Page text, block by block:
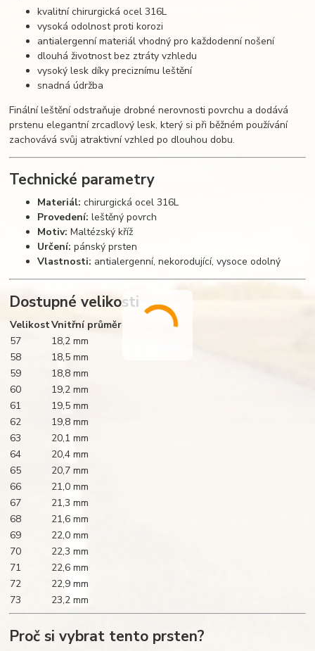
kvalitní chirurgická ocel 316L
vysoká odolnost proti korozi
antialergenní materiál vhodný pro každodenní nošení
dlouhá životnost bez ztráty vzhledu
vysoký lesk díky preciznímu leštění
snadná údržba
Finální leštění odstraňuje drobné nerovnosti povrchu a dodává
prstenu elegantní zrcadlový lesk, který si při běžném používání
zachovává svůj atraktivní vzhled po dlouhou dobu.
Technické parametry
Materiál: chirurgická ocel 316L
Provedení: leštěný povrch
Motiv: Maltézský kříž
Určení: pánský prsten
Vlastnosti: antialergenní, nekorodující, vysoce odolný
Dostupné velikosti
VelikostVnitřní průměr
57
18,2 mm
58
18,5 mm
59
18,8 mm
60
19,2 mm
61
19,5 mm
62
19,8 mm
63
20,1 mm
64
20,4 mm
65
20,7 mm
66
21,0 mm
67
21,3 mm
68
21,6 mm
69
22,0 mm
70
22,3 mm
71
22,6 mm
72
22,9 mm
73
23,2 mm
Proč si vybrat tento prsten?